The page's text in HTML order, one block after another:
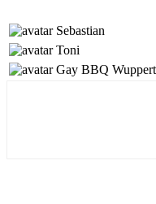
Sebastian
Toni
Gay BBQ